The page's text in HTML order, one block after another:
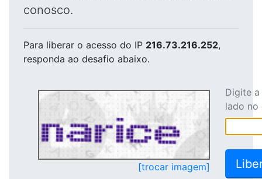
conosco.
Para liberar o acesso do IP 216.73.216.252,
responda ao desafio abaixo.
[trocar imagem]
Digite
lado no